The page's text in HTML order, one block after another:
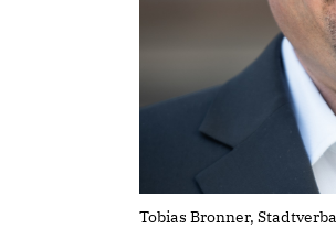
Tobias Bronner,